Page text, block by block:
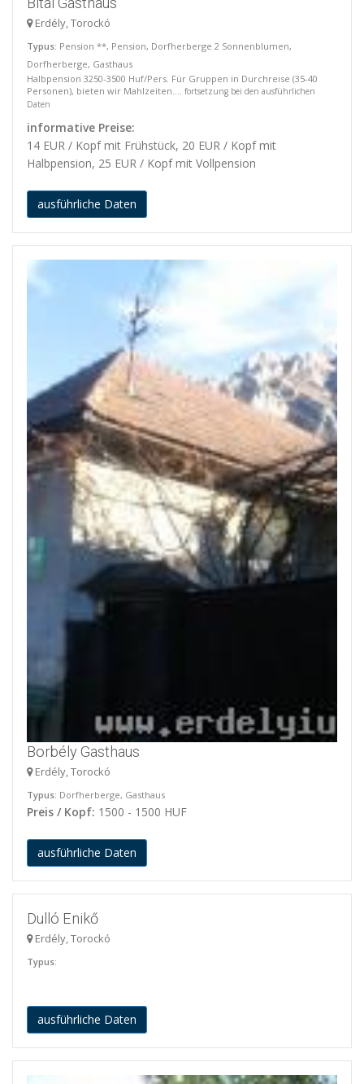
Erdély, Torockó
Typus: Pension **, Pension, Dorfherberge 2 Sonnenblumen,
Dorfherberge, Gasthaus
Halbpension 3250-3500 Huf/Pers. Für Gruppen in Durchreise (35-40
Personen), bieten wir Mahlzeiten.... fortsetzung bei den ausführlichen
Daten
informative Preise:
14 EUR / Kopf mit Frühstück, 20 EUR / Kopf mit
Halbpension, 25 EUR / Kopf mit Vollpension
ausführliche Daten
Borbély Gasthaus
Erdély, Torockó
Typus: Dorfherberge, Gasthaus
Preis / Kopf: 1500 - 1500 HUF
ausführliche Daten
Dulló Enikő
Erdély, Torockó
Typus:
ausführliche Daten